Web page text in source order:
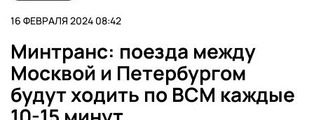
16 ФЕВРАЛЯ 2024 08:42
Минтранс: поезда между
Москвой и Петербургом
будут ходить по ВСМ каждые